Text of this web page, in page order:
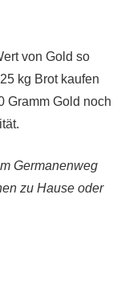
von Gold so
kg Brot kaufen
Gramm Gold noch
Germanenweg
zu Hause oder